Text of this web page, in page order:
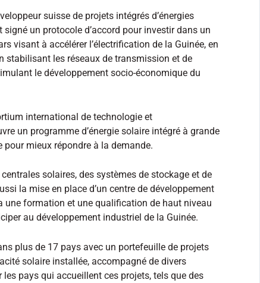
suisse de projets intégrés d’énergies
signé un protocole d’accord pour investir dans un
visant à accélérer l’électrification de la Guinée, en
stabilisant les réseaux de transmission et de
le développement socio-économique du
international de technologie et
un programme d’énergie solaire intégré à grande
pour mieux répondre à la demande.
solaires, des systèmes de stockage et de
la mise en place d’un centre de développement
une formation et une qualification de haut niveau
au développement industriel de la Guinée.
plus de 17 pays avec un portefeuille de projets
solaire installée, accompagné de divers
pays qui accueillent ces projets, tels que des